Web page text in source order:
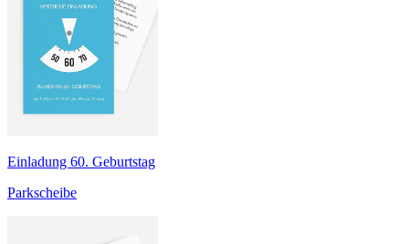
Einladung 60. Geburtstag
Parkscheibe